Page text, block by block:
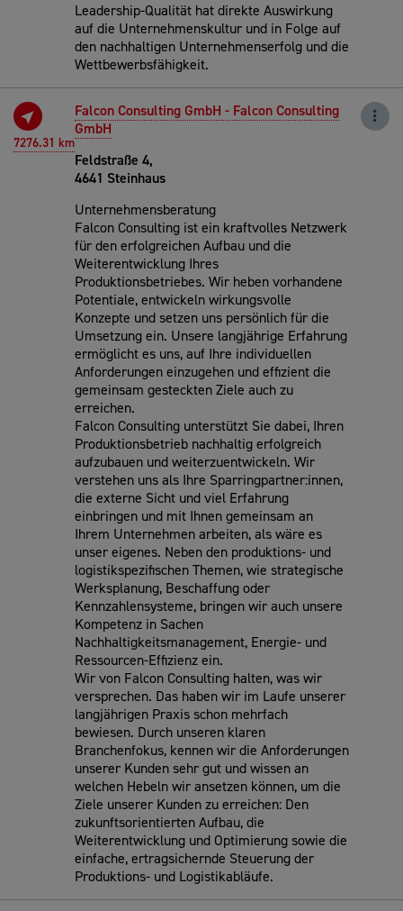
Leadership-Qualität hat direkte Auswirkung
auf die Unternehmenskultur und in Folge auf
den nachhaltigen Unternehmenserfolg und die
Wettbewerbsfähigkeit.
7276.31 km
Falcon Consulting GmbH - Falcon Consulting
GmbH
Feldstraße 4,
4641 Steinhaus
Unternehmensberatung
Falcon Consulting ist ein kraftvolles Netzwerk
für den erfolgreichen Aufbau und die
Weiterentwicklung Ihres
Produktionsbetriebes. Wir heben vorhandene
Potentiale, entwickeln wirkungsvolle
Konzepte und setzen uns persönlich für die
Umsetzung ein. Unsere langjährige Erfahrung
ermöglicht es uns, auf Ihre individuellen
Anforderungen einzugehen und effizient die
gemeinsam gesteckten Ziele auch zu
erreichen.
Falcon Consulting unterstützt Sie dabei, Ihren
Produktionsbetrieb nachhaltig erfolgreich
aufzubauen und weiterzuentwickeln. Wir
verstehen uns als Ihre Sparringpartner:innen,
die externe Sicht und viel Erfahrung
einbringen und mit Ihnen gemeinsam an
Ihrem Unternehmen arbeiten, als wäre es
unser eigenes. Neben den produktions- und
logistikspezifischen Themen, wie strategische
Werksplanung, Beschaffung oder
Kennzahlensysteme, bringen wir auch unsere
Kompetenz in Sachen
Nachhaltigkeitsmanagement, Energie- und
Ressourcen-Effizienz ein.
Wir von Falcon Consulting halten, was wir
versprechen. Das haben wir im Laufe unserer
langjährigen Praxis schon mehrfach
bewiesen. Durch unseren klaren
Branchenfokus, kennen wir die Anforderungen
unserer Kunden sehr gut und wissen an
welchen Hebeln wir ansetzen können, um die
Ziele unserer Kunden zu erreichen: Den
zukunftsorientierten Aufbau, die
Weiterentwicklung und Optimierung sowie die
einfache, ertragsichernde Steuerung der
Produktions- und Logistikabläufe.